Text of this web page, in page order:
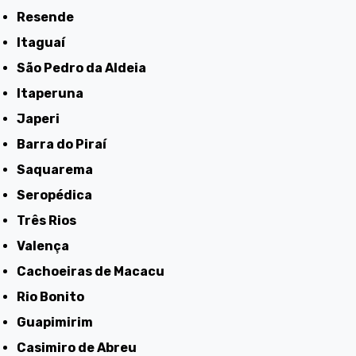
Resende
Itaguaí
São Pedro da Aldeia
Itaperuna
Japeri
Barra do Piraí
Saquarema
Seropédica
Três Rios
Valença
Cachoeiras de Macacu
Rio Bonito
Guapimirim
Casimiro de Abreu